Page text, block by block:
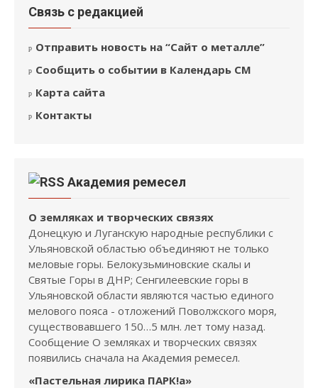
Связь с редакцией
Отправить новость на “Сайт о металле”
Сообщить о событии в Календарь СМ
Карта сайта
Контакты
Академия ремесел
О земляках и творческих связях
Донецкую и Луганскую народные республики с
Ульяновской областью объединяют не только
меловые горы. Белокузьминовские скалы и
Святые Горы в ДНР; Сенгилеевские горы в
Ульяновской области являются частью единого
мелового пояса - отложений Поволжского моря,
существовавшего 150…5 млн. лет тому назад.
Сообщение О земляках и творческих связях
появились сначала на Академия ремесел.
«Пастельная лирика ПАРК!а»